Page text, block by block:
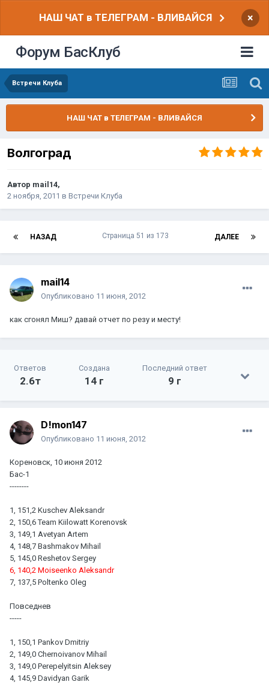
НАШ ЧАТ в ТЕЛЕГРАМ - ВЛИВАЙСЯ ×
Форум БасКлуб
Встречи Клуба
НАШ ЧАТ в ТЕЛЕГРАМ - ВЛИВАЙСЯ
Волгоград
Автор mail14,
2 ноября, 2011 в Встречи Клуба
НАЗАД ДАЛЕЕ
Страница 51 из 173
mail14
Опубликовано 11 июня, 2012
как сгонял Миш? давай отчет по резу и месту!
Ответов
2.6т
Создана
14 г
Последний ответ
9 г
D!mon147
Опубликовано 11 июня, 2012
Кореновск, 10 июня 2012
Бас-1
--------
1, 151,2 Kuschev Aleksandr
2, 150,6 Team Kiilowatt Korenovsk
3, 149,1 Avetyan Artem
4, 148,7 Bashmakov Mihail
5, 145,0 Reshetov Sergey
6, 140,2 Moiseenko Aleksandr
7, 137,5 Poltenko Oleg
Повседнев
-----
1, 150,1 Pankov Dmitriy
2, 149,0 Chernoivanov Mihail
3, 149,0 Perepelyitsin Aleksey
4, 145,9 Davidyan Garik